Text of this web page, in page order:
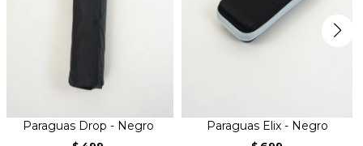
Paraguas Drop - Negro Paraguas Elix - Negro